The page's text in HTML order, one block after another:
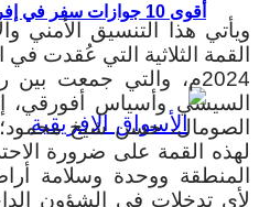
أقوى 10 جوازات سفر في إفريقيا لعام 2026
ويأتي هذا التنسيق الأمني
القمة الثلاثية التي عُقدت في
2024م، والتي جمعت بين
السيسي وأسياس أفورقي،
الصومال، حسن شيخ
لهذه القمة على ضرورة
المنطقة ووحدة وسلامة
لأي تدخلات في الشؤون